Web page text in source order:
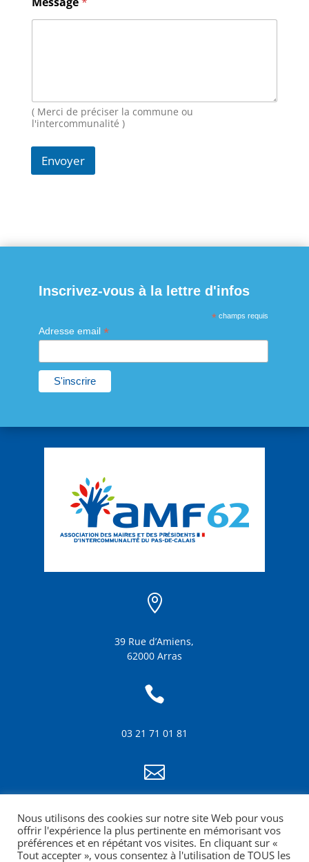
e
s
( Merci de préciser la commune ou
l'intercommunalité )
Envoyer
Inscrivez-vous à la lettre d'infos
* champs requis
Adresse email *

39 Rue d’Amiens,
62000 Arras

03 21 71 01 81

info@amf62.fr
mentions légales
Nous utilisons des cookies sur notre site Web pour vous
offrir l'expérience la plus pertinente en mémorisant vos
préférences et en répétant vos visites. En cliquant sur «
Tout accepter », vous consentez à l'utilisation de TOUS les